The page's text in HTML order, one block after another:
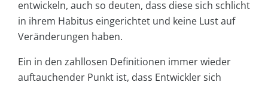
entwickeln, auch so deuten, dass diese sich schlicht
in ihrem Habitus eingerichtet und keine Lust auf
Veränderungen haben.
Ein in den zahllosen Definitionen immer wieder
auftauchender Punkt ist, dass Entwickler sich